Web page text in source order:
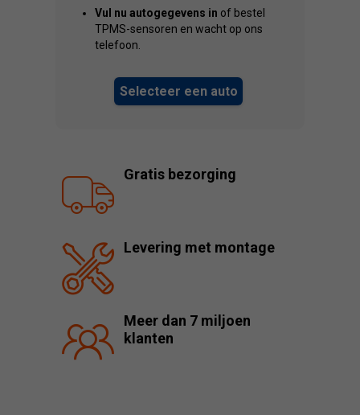
Vul nu autogegevens in of bestel
TPMS-sensoren en wacht op ons
telefoon.
Selecteer een auto
Gratis bezorging
Levering met montage
Meer dan 7 miljoen
klanten